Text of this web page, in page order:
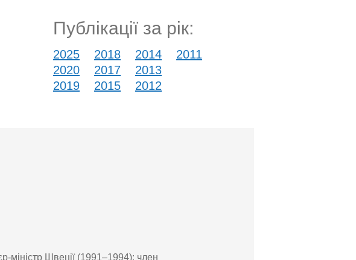
Публікації за рік:
2025 2018 2014
2011
2020
2017
2013
2019
2015 2012
міністр Швеції (1991–1994); член